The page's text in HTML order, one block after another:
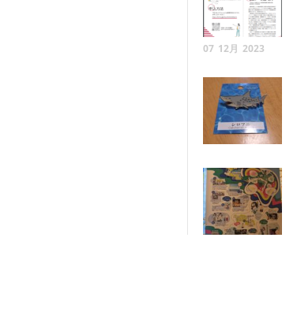
07 12月 2023